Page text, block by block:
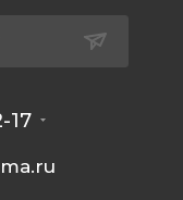
17